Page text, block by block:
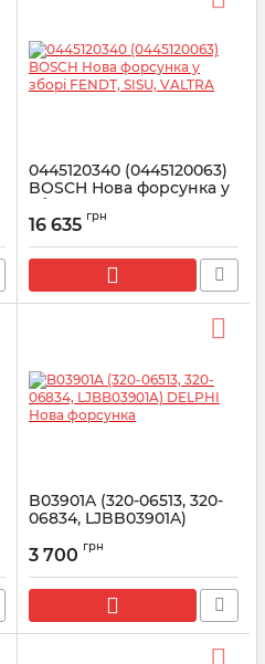
0445120340 (0445120063)
BOSCH Нова форсунка у
зборі FENDT, SISU,
VALTRA
Артикул: 0445120340
16 635 грн
B03901A (320-06513, 320-
06834, LJBB03901A)
Артикул: B03901A
3 700 грн